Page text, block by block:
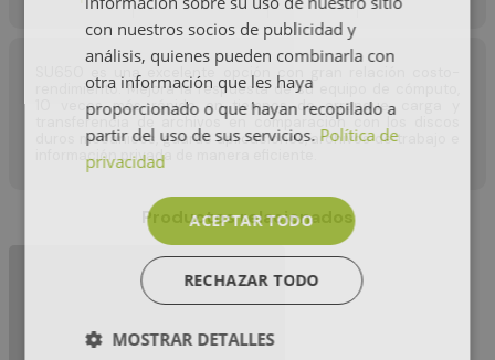
SU650 es una excelente opción con gran relación costo-
rendimiento. Mejora la respuesta de su equipo de cómputo,
10 veces más rápido en tiempos de arranque, carga y
transferencia de archivos en comparación con los discos
duros mecánicos, guarde aplicaciones, archivos de trabajo e
información privada de manera eficiente.
Productos relacionados
con nuestros socios de publicidad y
análisis, quienes pueden combinarla con
otra información que les haya
proporcionado o que hayan recopilado a
partir del uso de sus servicios. Política de
privacidad
ACEPTAR TODO
RECHAZAR TODO
MOSTRAR DETALLES